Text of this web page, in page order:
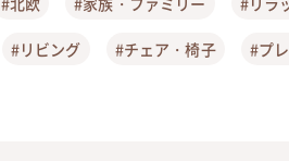
#リビング #チェア・椅子 #プ